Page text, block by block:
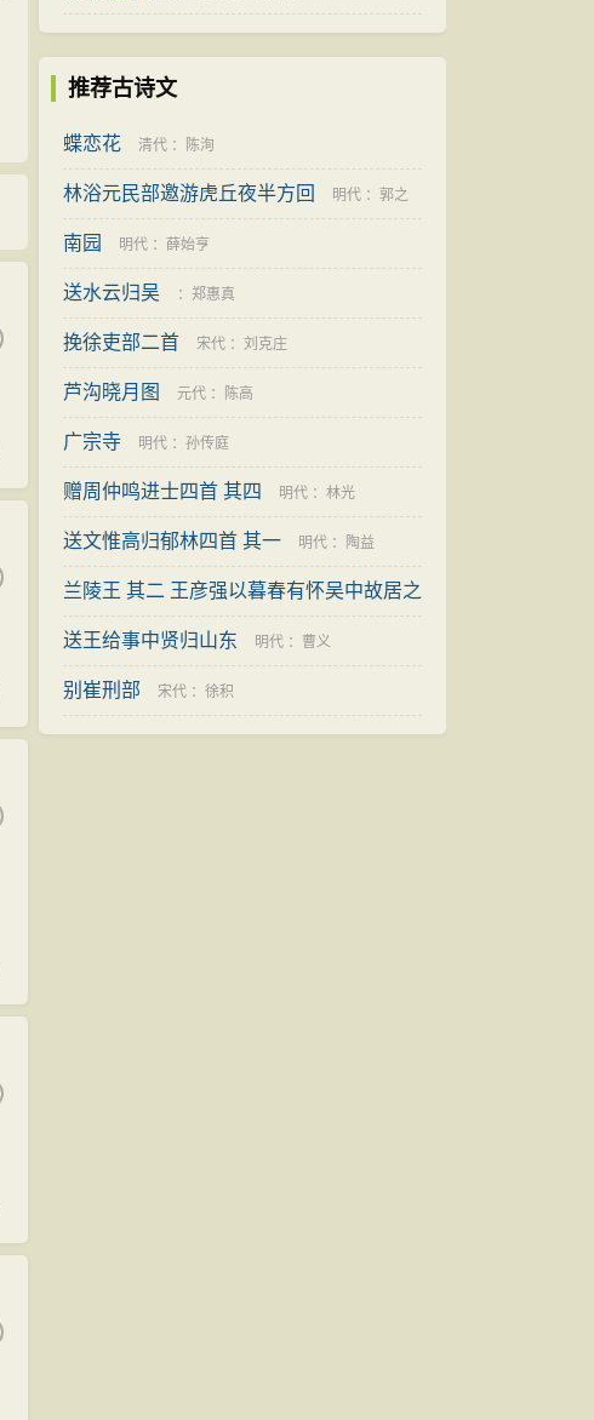
推荐古诗文
蝶恋花 清代 ： 陈洵
林浴元民部邀游虎丘夜半方回 明代 ： 郭之
奇
南园 明代 ： 薛始亨
送水云归吴 ： 郑惠真
挽徐吏部二首 宋代 ： 刘克庄
芦沟晓月图 元代 ： 陈高
广宗寺 明代 ： 孙传庭
赠周仲鸣进士四首 其四 明代 ： 林光
送文惟高归郁林四首 其一 明代 ： 陶益
兰陵王 其二 王彦强以暮春有怀吴中故居之
作见示，此公蜀故家，因以蜀语次韵答之
元代：邵亨贞
送王给事中贤归山东 明代 ： 曹义
别崔刑部 宋代 ： 徐积